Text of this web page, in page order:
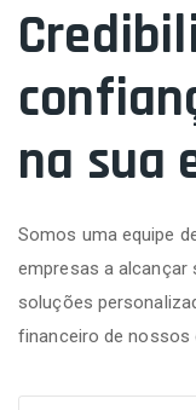
na sua
Somos uma equipe
empresas a
soluções
financeiro de nossos